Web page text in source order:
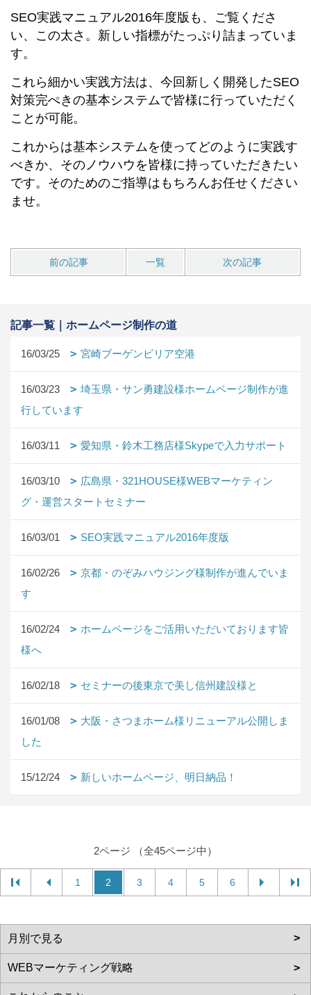
SEO実践マニュアル2016年度版も、ご覧くださ
い、この太さ。新しい指標がたっぷり詰まっていま
す。
これら細かい実践方法は、今回新しく開発したSEO
対策完ぺきの基本システムで皆様に行っていただく
ことが可能。
これからは基本システムを使ってどのように実践す
べきか、そのノウハウを皆様に持っていただきたい
です。そのためのご指導はもちろんお任せください
ませ。
前の記事 一覧 次の記事
記事一覧｜ホームページ制作の道
16/03/25 宮崎ブーゲンビリア空港
16/03/23
埼玉県・サン勇建設様ホームページ制作が進
行しています
16/03/11 愛知県・鈴木工務店様Skypeで入力サポート
16/03/10
広島県・321HOUSE様WEBマーケティン
グ・運営スタートセミナー
16/03/01 SEO実践マニュアル2016年度版
16/02/26
京都・のぞみハウジング様制作が進んでいま
す
16/02/24
ホームページをご活用いただいております皆
様へ
16/02/18 セミナーの後東京で美し信州建設様と
16/01/08
大阪・さつまホーム様リニューアル公開しま
した
15/12/24 新しいホームページ、明日納品！
2ページ （全45ページ中）
1 2 3 4 5 6